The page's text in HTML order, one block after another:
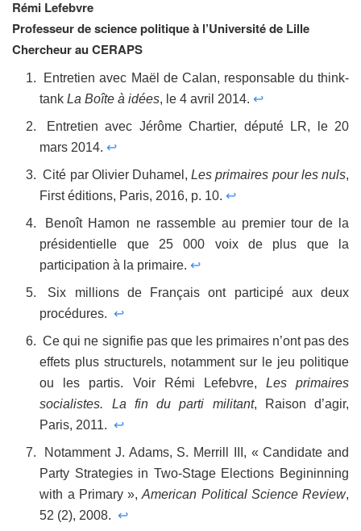
Rémi Lefebvre
Professeur de science politique à l’Université de Lille
Chercheur au CERAPS
Entretien avec Maël de Calan, responsable du think-
tankLa Boîte à idées, le 4 avril 2014. ↩
Entretien avec Jérôme Chartier, député LR, le 20
mars 2014. ↩
Cité par Olivier Duhamel,Les primaires pour les nuls,
First éditions, Paris, 2016, p. 10. ↩
Benoît Hamon ne rassemble au premier tour de la
présidentielle que 25 000 voix de plus que la
participation à la primaire. ↩
Six millions de Français ont participé aux deux
procédures. ↩
Ce qui ne signifie pas que les primaires n’ont pas des
effets plus structurels, notamment sur le jeu politique
ou les partis. Voir Rémi Lefebvre, Les primaires
socialistes. La fin du parti militant, Raison d’agir,
Paris, 2011. ↩
Notamment J. Adams, S. Merrill III, « Candidate and
Party Strategies in Two-Stage Elections Begininning
with a Primary »,American Political Science Review,
52 (2), 2008. ↩